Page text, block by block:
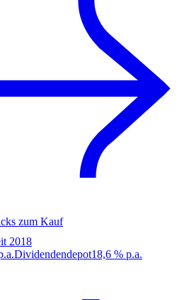
zum Kauf
2018
Dividendendepot18,6 % p.a.